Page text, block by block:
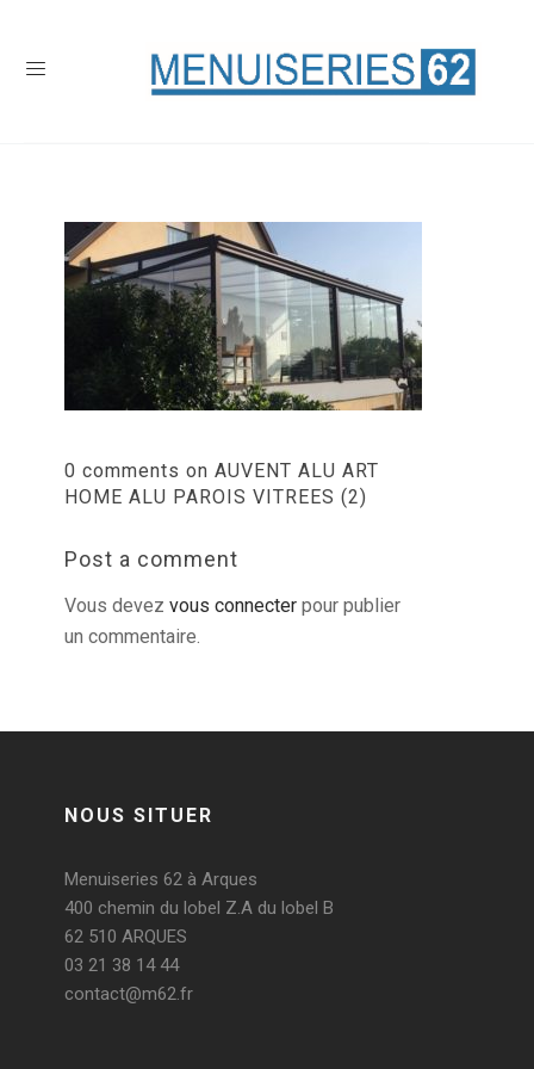
0 comments on AUVENT ALU ART
HOME ALU PAROIS VITREES (2)
Post a comment
Vous devez vous connecter pour publier
un commentaire.
NOUS SITUER
Menuiseries 62 à Arques
400 chemin du lobel Z.A du lobel B
62 510 ARQUES
03 21 38 14 44
contact@m62.fr